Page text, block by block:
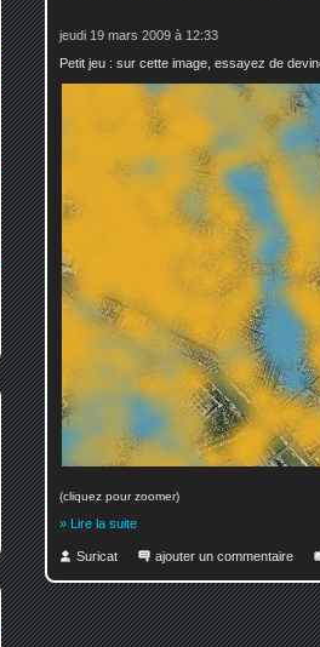
jeudi 19 mars 2009 à 12:33
Petit jeu : sur cette image, essayez de
(cliquez pour zoomer)
» Lire la suite
Suricat ajouter un commentaire